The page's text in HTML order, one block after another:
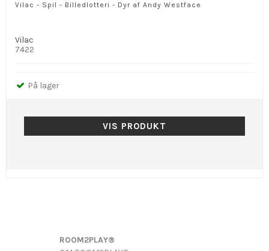
Vilac - Spil - Billedlotteri - Dyr af Andy Westface
Vilac
7422
På lager
VIS PRODUKT
ROOM2PLAY®